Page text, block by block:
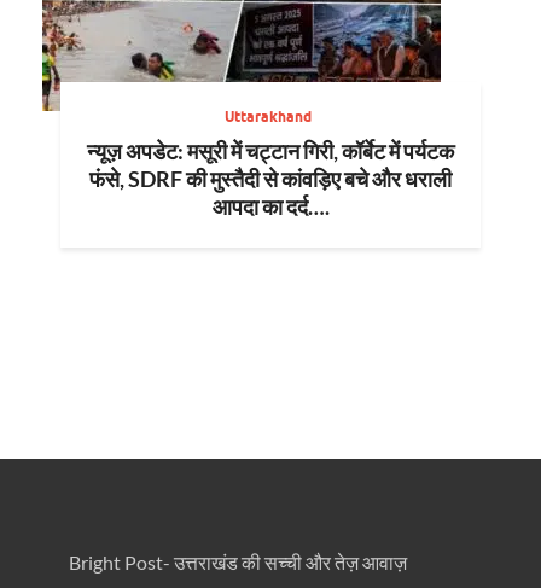
Uttarakhand
न्यूज़ अपडेट: मसूरी में चट्टान गिरी, कॉर्बेट में पर्यटक
फंसे, SDRF की मुस्तैदी से कांवड़िए बचे और धराली
आपदा का दर्द….
Bright Post- उत्तराखंड की सच्ची और तेज़ आवाज़